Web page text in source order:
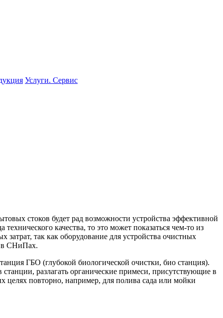
Услуги. Сервис
стоков будет рад возможности устройства эффективной
качества, то это может показаться чем-то из
так как оборудование для устройства очистных
в СНиПах.
ГБО (глубокой биологической очистки, био станция).
станции, разлагать органические примеси, присутствующие в
целях повторно, например, для полива сада или мойки